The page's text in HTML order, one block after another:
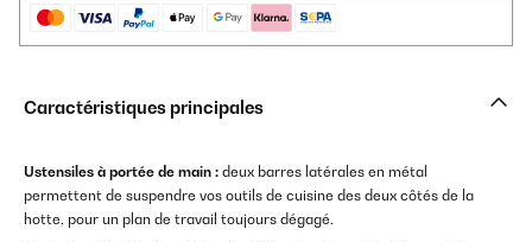
Caractéristiques principales
Ustensiles à portée de main : deux barres latérales en métal
permettent de suspendre vos outils de cuisine des deux côtés de la
hotte, pour un plan de travail toujours dégagé.